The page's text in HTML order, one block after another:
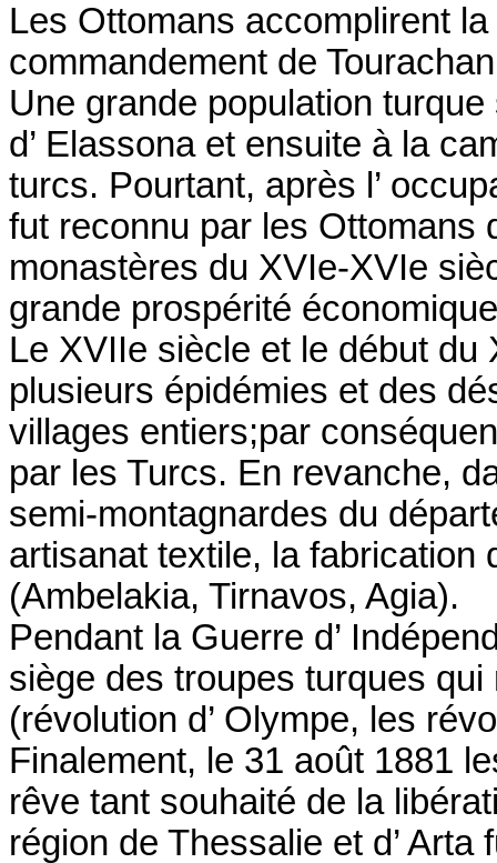
Les Ottomans accomplirent
commandement de
Une grande population
d’ Elassona et ensuite à la
turcs. Pourtant, après l’
fut reconnu par les Ottomans
monastères du XVIe-XVIe
grande prospérité
Le XVIIe siècle et le début
plusieurs épidémies et des
villages entiers;par
par les Turcs. En revanche,
semi-montagnardes du
artisanat textile, la fabrication
(Ambelakia, Tirnavos, Agia).
Pendant la Guerre d’
siège des troupes turques
(révolution d’ Olympe, les
Finalement, le 31 août 1881
rêve tant souhaité de la
région de Thessalie et d’